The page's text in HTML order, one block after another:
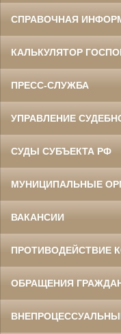
СПРАВОЧНАЯ
КАЛЬКУЛЯТОР
ПРЕСС-СЛУЖБА
УПРАВЛЕНИЕ
СУДЫ СУБЪЕКТА РФ
МУНИЦИПАЛЬНЫЕ
ВАКАНСИИ
ПРОТИВОДЕЙСТВИЕ
ОБРАЩЕНИЯ